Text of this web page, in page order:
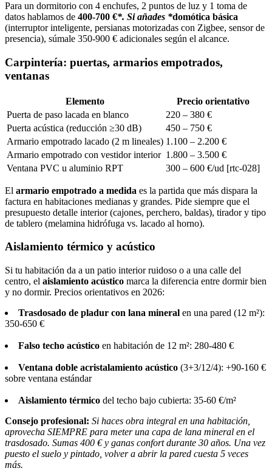
Para un dormitorio con 4 enchufes, 2 puntos de luz y 1 toma de
datos hablamos de 400-700 €*. Si añades *domótica básica
(interruptor inteligente, persianas motorizadas con Zigbee, sensor de
presencia), súmale 350-900 € adicionales según el alcance.
Carpintería: puertas, armarios empotrados,
ventanas
Elemento
Precio orientativo
Puerta de paso lacada en blanco
220 – 380 €
Puerta acústica (reducción ≥30 dB)
450 – 750 €
Armario empotrado lacado (2 m lineales) 1.100 – 2.200 €
Armario empotrado con vestidor interior 1.800 – 3.500 €
Ventana PVC u aluminio RPT
300 – 600 €/ud [rtc-028]
El armario empotrado a medida es la partida que más dispara la
factura en habitaciones medianas y grandes. Pide siempre que el
presupuesto detalle interior (cajones, perchero, baldas), tirador y tipo
de tablero (melamina hidrófuga vs. lacado al horno).
Aislamiento térmico y acústico
Si tu habitación da a un patio interior ruidoso o a una calle del
centro, el aislamiento acústico marca la diferencia entre dormir bien
y no dormir. Precios orientativos en 2026:
Trasdosado de pladur con lana mineral en una pared (12 m²):
350-650 €
Falso techo acústico en habitación de 12 m²: 280-480 €
Ventana doble acristalamiento acústico (3+3/12/4): +90-160 €
sobre ventana estándar
Aislamiento térmico del techo bajo cubierta: 35-60 €/m²
Consejo profesional: Si haces obra integral en una habitación,
aprovecha SIEMPRE para meter una capa de lana mineral en el
trasdosado. Sumas 400 € y ganas confort durante 30 años. Una vez
puesto el suelo y pintado, volver a abrir la pared cuesta 5 veces
más.